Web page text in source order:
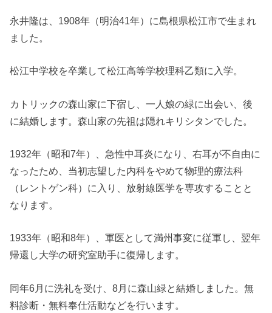
永井隆は、1908年（明治41年）に島根県松江市で生まれ
ました。
松江中学校を卒業して松江高等学校理科乙類に入学。
カトリックの森山家に下宿し、一人娘の緑に出会い、後
に結婚します。森山家の先祖は隠れキリシタンでした。
1932年（昭和7年）、急性中耳炎になり、右耳が不自由に
なったため、当初志望した内科をやめて物理的療法科
（レントゲン科）に入り、放射線医学を専攻することと
なります。
1933年（昭和8年）、軍医として満州事変に従軍し、翌年
帰還し大学の研究室助手に復帰します。
同年6月に洗礼を受け、8月に森山緑と結婚しました。無
料診断・無料奉仕活動などを行います。